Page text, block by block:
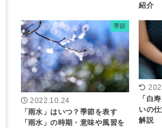
紹介
季節
2022.10.24
「雨水」はいつ？季節を表す
「雨水」の時期・意味や風習を
「白
いの
解説